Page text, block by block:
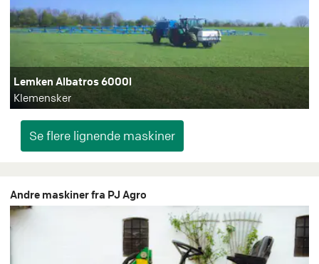
Lemken Albatros 6000l
Klemensker
Andre maskiner fra PJ Agro